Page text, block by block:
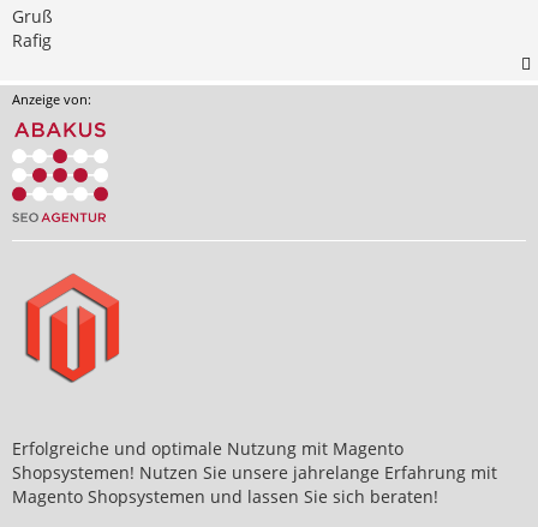
Gruß
Rafig
Anzeige von:
Erfolgreiche und optimale Nutzung mit Magento
Shopsystemen! Nutzen Sie unsere jahrelange Erfahrung mit
Magento Shopsystemen und lassen Sie sich beraten!